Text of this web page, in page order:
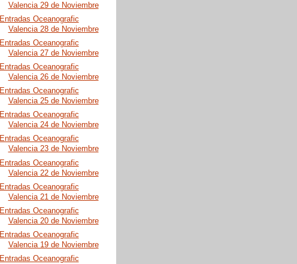
Valencia 29 de Noviembre
Entradas Oceanografic
Valencia 28 de Noviembre
Entradas Oceanografic
Valencia 27 de Noviembre
Entradas Oceanografic
Valencia 26 de Noviembre
Entradas Oceanografic
Valencia 25 de Noviembre
Entradas Oceanografic
Valencia 24 de Noviembre
Entradas Oceanografic
Valencia 23 de Noviembre
Entradas Oceanografic
Valencia 22 de Noviembre
Entradas Oceanografic
Valencia 21 de Noviembre
Entradas Oceanografic
Valencia 20 de Noviembre
Entradas Oceanografic
Valencia 19 de Noviembre
Entradas Oceanografic